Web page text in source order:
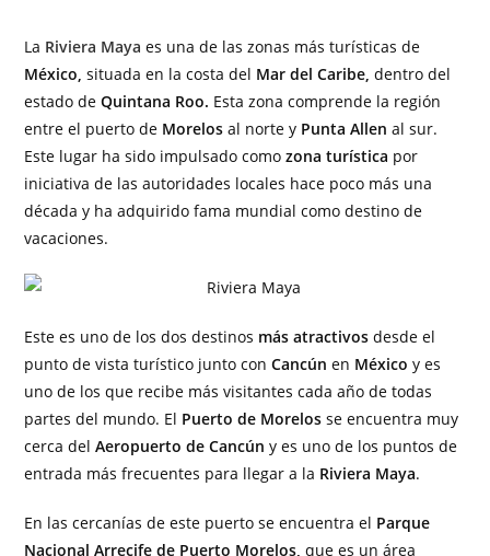
La Riviera Maya es una de las zonas más turísticas de
México,situada en la costa del Mar del Caribe,dentro del
estado deQuintana Roo. Esta zona comprende la región
entre el puerto de Morelosal norte y Punta Allenal sur.
Este lugar ha sido impulsado comozona turística por
iniciativa de las autoridades locales hace poco más una
década y ha adquirido fama mundial como destino de
vacaciones.
Este es uno de los dos destinos más atractivosdesde el
punto de vista turístico junto conCancúnen Méxicoy es
uno de los que recibe más visitantes cada año de todas
partes del mundo. El Puerto de Morelos se encuentra muy
cerca delAeropuerto de Cancún y es uno de los puntos de
entrada más frecuentes para llegar a la Riviera Maya.
En las cercanías de este puerto se encuentra el Parque
Nacional Arrecife de Puerto Morelos,que es un área